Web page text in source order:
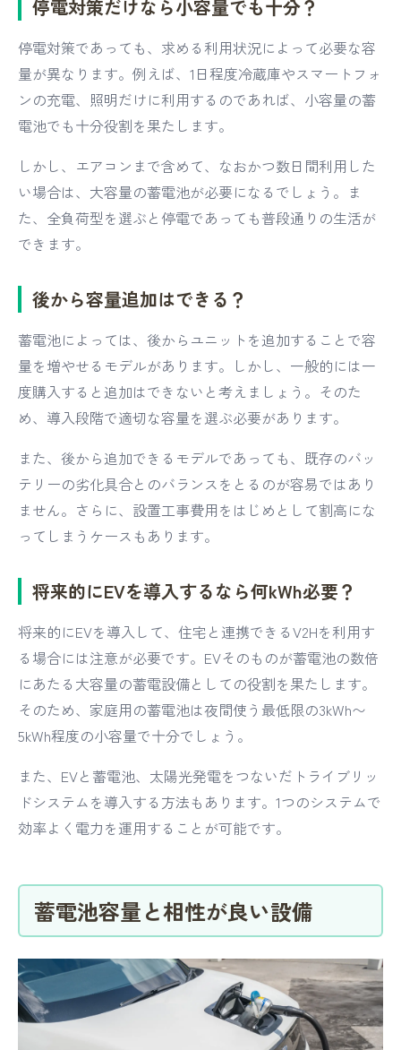
停電対策だけなら小容量でも十分？
停電対策であっても、求める利用状況によって必要な容
量が異なります。例えば、1日程度冷蔵庫やスマートフォ
ンの充電、照明だけに利用するのであれば、小容量の蓄
電池でも十分役割を果たします。
しかし、エアコンまで含めて、なおかつ数日間利用した
い場合は、大容量の蓄電池が必要になるでしょう。ま
た、全負荷型を選ぶと停電であっても普段通りの生活が
できます。
後から容量追加はできる？
蓄電池によっては、後からユニットを追加することで容
量を増やせるモデルがあります。しかし、一般的には一
度購入すると追加はできないと考えましょう。そのた
め、導入段階で適切な容量を選ぶ必要があります。
また、後から追加できるモデルであっても、既存のバッ
テリーの劣化具合とのバランスをとるのが容易ではあり
ません。さらに、設置工事費用をはじめとして割高にな
ってしまうケースもあります。
将来的にEVを導入するなら何kWh必要？
将来的にEVを導入して、住宅と連携できるV2Hを利用す
る場合には注意が必要です。EVそのものが蓄電池の数倍
にあたる大容量の蓄電設備としての役割を果たします。
そのため、家庭用の蓄電池は夜間使う最低限の3kWh〜
5kWh程度の小容量で十分でしょう。
また、EVと蓄電池、太陽光発電をつないだトライブリッ
ドシステムを導入する方法もあります。1つのシステムで
効率よく電力を運用することが可能です。
蓄電池容量と相性が良い設備